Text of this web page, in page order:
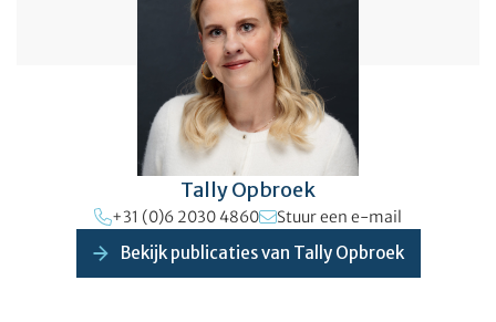
Tally Opbroek
+31 (0)6 2030 4860 Stuur een e-mail
Bekijk publicaties van Tally Opbroek